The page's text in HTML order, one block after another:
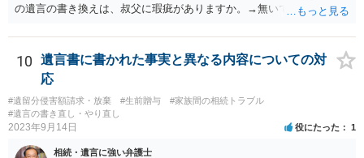
の遺言の書き換えは、叔父に瑕疵がありますか。→無いです。 ・分割
ますか。 →本人が自由に決められますので、どこが妥当とは言えない
です。客観的な基準もありません。 ・できれば穏やかに、分割を拒否
することはできますか。 →分割を拒否するということは、遺産はいら
ないということでしょうか。遺言で、受取を指定されててもいらない
と拒否することはできます。理由を説明する必要はありません。
10
遺言書に書かれた事実と異なる内容についての対
応
#遺留分侵害額請求・放棄 #生前贈与
#家族間の相続トラブル
#遺言の書き直し・やり直し
2023年9月14日 役にたった 1
相続・遺言に強い弁護士